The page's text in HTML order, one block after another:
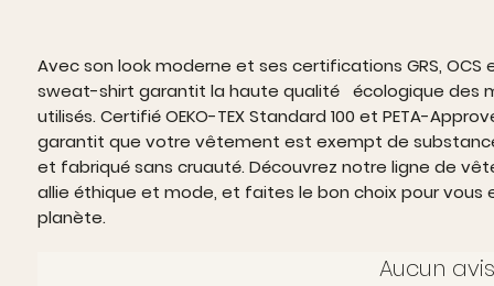
Avec son look moderne et ses certifications GRS, OCS
sweat-shirt garantit la haute qualité écologique des
utilisés. Certifié OEKO-TEX Standard 100 et PETA-
garantit que votre vêtement est exempt de
et fabriqué sans cruauté. Découvrez notre ligne de
allie éthique et mode, et faites le bon choix pour vous
planète.
Aucun